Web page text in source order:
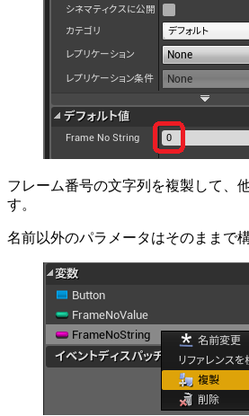
フレーム番号の文字列を複製して、
す。
名前以外のパラメータはそのままで